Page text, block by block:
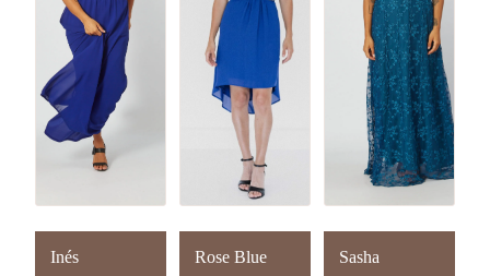
Inés Rose Blue Sasha